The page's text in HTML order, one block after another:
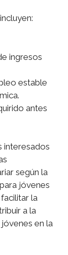
ingresos
estable
antes
interesados
según la
jóvenes
la
a la
en la